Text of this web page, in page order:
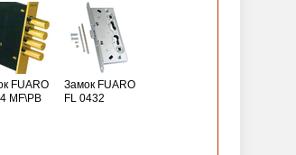
FUARO
MF\РВ
Замок FUARO
FL 0432